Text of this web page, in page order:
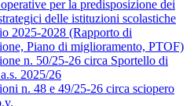
per la predisposizione dei
delle istituzioni scolastiche
2025-2028 (Rapporto di
Piano di miglioramento, PTOF)
n. 50/25-26 circa Sportello di
2025/26
n. 48 e 49/25-26 circa sciopero